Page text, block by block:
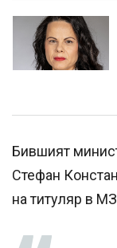
Бившият
Стефан
на титуляр в